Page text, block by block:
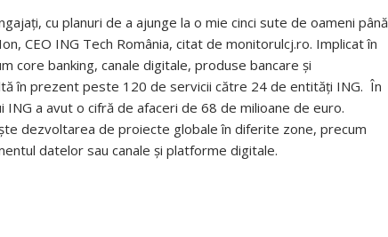
cu planuri de a ajunge la o mie cinci sute de oameni până
CEO ING Tech România, citat de monitorulcj.ro. Implicat în
core banking, canale digitale, produse bancare și
în prezent peste 120 de servicii către 24 de entități ING. În
a avut o cifră de afaceri de 68 de milioane de euro.
dezvoltarea de proiecte globale în diferite zone, precum
datelor sau canale și platforme digitale.